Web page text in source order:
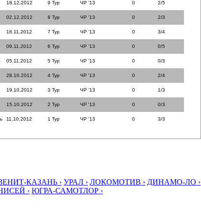
18.12.2012 9 Тур ЧР '13 0 2/5
02.12.2012 8 Тур ЧР '13 0 2/3
18.11.2012 7 Тур ЧР '13 0 3/4
09.11.2012 6 Тур ЧР '13 0 0/5
05.11.2012 5 Тур ЧР '13 0 0/3
28.10.2012 4 Тур ЧР '13 0 2/4
19.10.2012 3 Тур ЧР '13 0 1/3
15.10.2012 2 Тур ЧР '13 0 0/3
11.10.2012 1 Тур ЧР '13 0 3/3
КАЗАНЬ › УРАЛ › ЛОКОМОТИВ › ДИНАМО-ЛО ›
› ЮГРА-САМОТЛОР ›